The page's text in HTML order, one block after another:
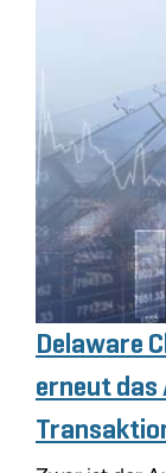
Delaware
erneut das